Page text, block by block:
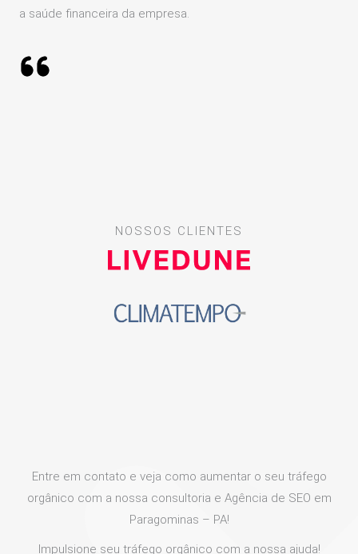
a saúde financeira da empresa.
NOSSOS CLIENTES
Entre em contato e veja como aumentar o seu tráfego
orgânico com a nossa consultoria e Agência de SEO em
Paragominas – PA!
Impulsione seu tráfego orgânico com a nossa ajuda!